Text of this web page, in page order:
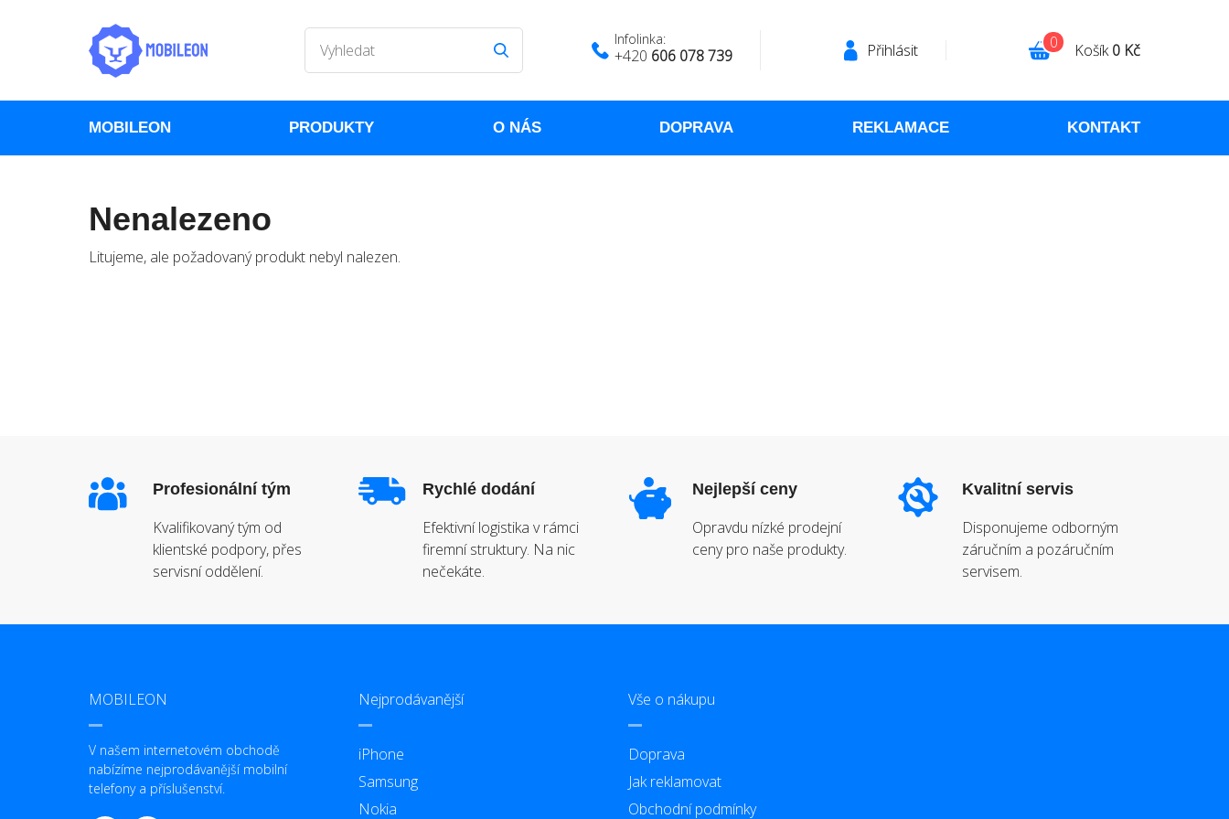
Infolinka:
+420 606 078 739 Přihlásit Košík0 Kč
0
MOBILEON PRODUKTY O NÁS DOPRAVA REKLAMACE KONTAKT
Nenalezeno
Litujeme, ale požadovaný produkt nebyl nalezen.
Profesionální tým
Kvalifikovaný tým od
klientské podpory, přes
servisní oddělení.
Rychlé dodání
Efektivní logistika v rámci
firemní struktury. Na nic
nečekáte.
Nejlepší ceny
Opravdu nízké prodejní
ceny pro naše produkty.
Kvalitní servis
Disponujeme odborným
záručním a pozáručním
servisem.
MOBILEON
V našem internetovém obchodě
nabízíme nejprodávanější mobilní
telefony a příslušenství.
Nejprodávanější
iPhone
Samsung
Nokia
Vše o nákupu
Doprava
Jak reklamovat
Obchodní podmínky